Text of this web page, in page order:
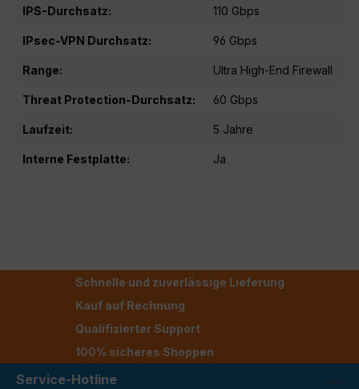
IPS-Durchsatz: 110 Gbps
IPsec-VPN Durchsatz: 96 Gbps
Range: Ultra High-End Firewall
Threat Protection-Durchsatz: 60 Gbps
Laufzeit: 5 Jahre
Interne Festplatte: Ja
Schnelle und zuverlässige Lieferung
Kauf auf Rechnung
Qualifizierter Support
100% sicheres Shoppen
Service-Hotline